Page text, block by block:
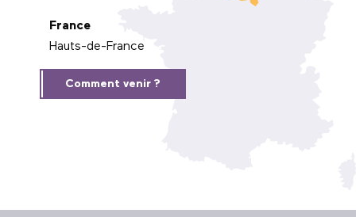
France
Hauts-de-France
Comment venir ?